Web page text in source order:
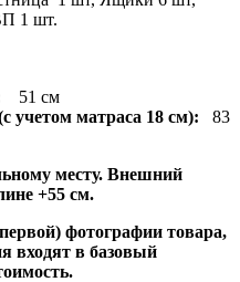
1 шт.
51 см
учетом матраса 18 см): 83
месту. Внешний
+55 см.
фотографии товара,
входят в базовый